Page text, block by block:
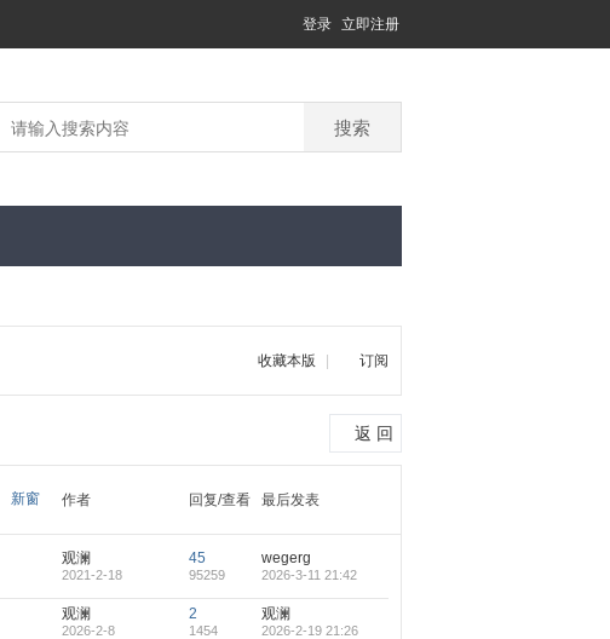
登录 立即注册
搜索
收藏本版 订阅
返 回
新窗 作者 回复/查看 最后发表
观澜
2021-2-18
45
95259
wegerg
2026-3-11 21:42
观澜
2026-2-8
2
1454
观澜
2026-2-19 21:26